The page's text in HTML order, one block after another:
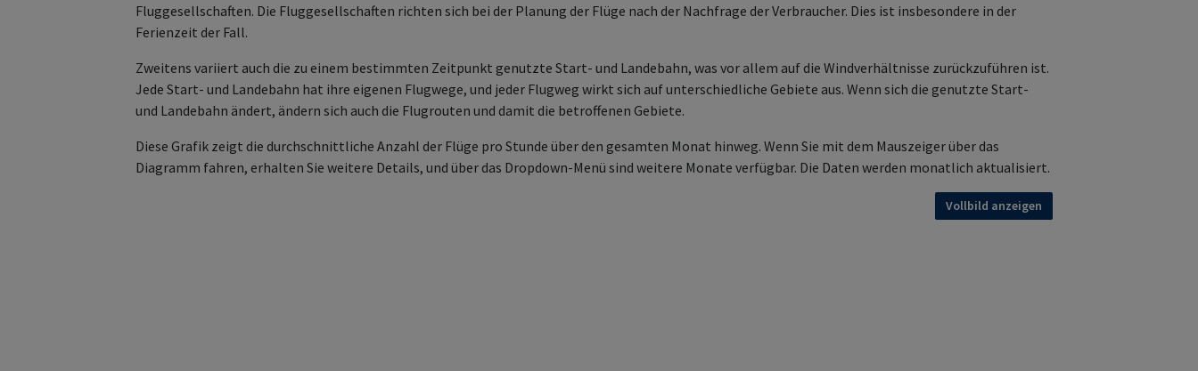
Fluggesellschaften. Die Fluggesellschaften richten sich bei der Planung der Flüge nach der Nachfrage der Verbraucher. Dies ist insbesondere in der
Ferienzeit der Fall.
Zweitens variiert auch die zu einem bestimmten Zeitpunkt genutzte Start- und Landebahn, was vor allem auf die Windverhältnisse zurückzuführen ist.
Jede Start- und Landebahn hat ihre eigenen Flugwege, und jeder Flugweg wirkt sich auf unterschiedliche Gebiete aus. Wenn sich die genutzte Start-
und Landebahn ändert, ändern sich auch die Flugrouten und damit die betroffenen Gebiete.
Diese Grafik zeigt die durchschnittliche Anzahl der Flüge pro Stunde über den gesamten Monat hinweg. Wenn Sie mit dem Mauszeiger über das
Diagramm fahren, erhalten Sie weitere Details, und über das Dropdown-Menü sind weitere Monate verfügbar. Die Daten werden monatlich aktualisiert.
Vollbild anzeigen